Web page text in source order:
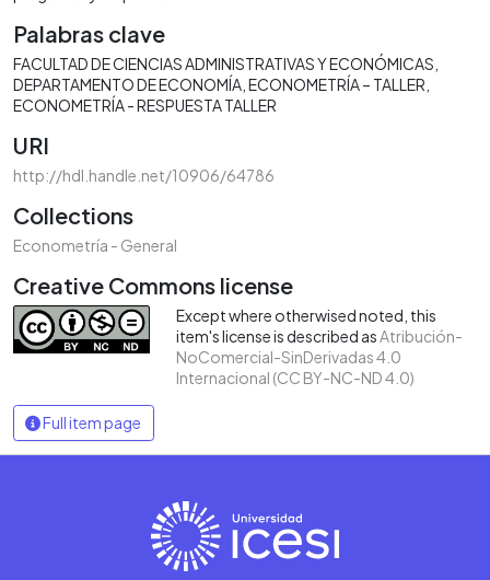
Palabras clave
FACULTAD DE CIENCIAS ADMINISTRATIVAS Y ECONÓMICAS
DEPARTAMENTO DE ECONOMÍA ECONOMETRÍA – TALLER
ECONOMETRÍA - RESPUESTA TALLER
URI
http://hdl.handle.net/10906/64786
Collections
Econometría - General
Creative Commons license
Except where otherwised noted, this
item's license is described asAtribución-
NoComercial-SinDerivadas 4.0
Internacional (CC BY-NC-ND 4.0)
Full item page